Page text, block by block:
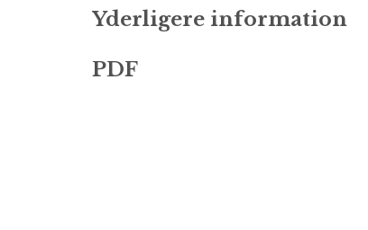
Yderligere information
PDF